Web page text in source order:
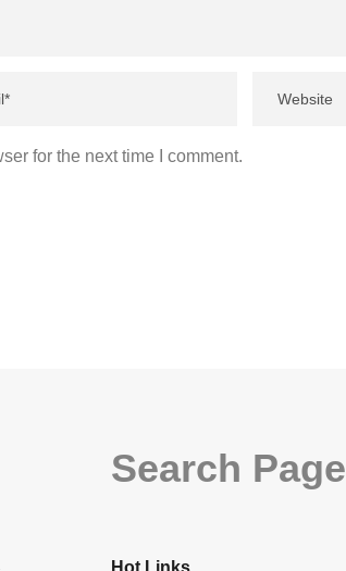
for the next time I comment.
Search Page
Hot Links